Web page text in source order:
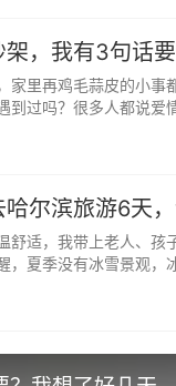
，我有3句话要
家里再鸡毛蒜皮的小事
到过吗？很多人都说爱
哈尔滨旅游6天
舒适，我带上老人、
，夏季没有冰雪景观，